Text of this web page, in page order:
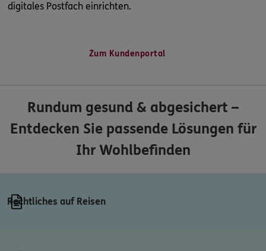
digitales Postfach einrichten.
Zum Kundenportal
Rundum gesund & abgesichert –
Entdecken Sie passende Lösungen für
Ihr Wohlbefinden
Rechtliches auf Reisen